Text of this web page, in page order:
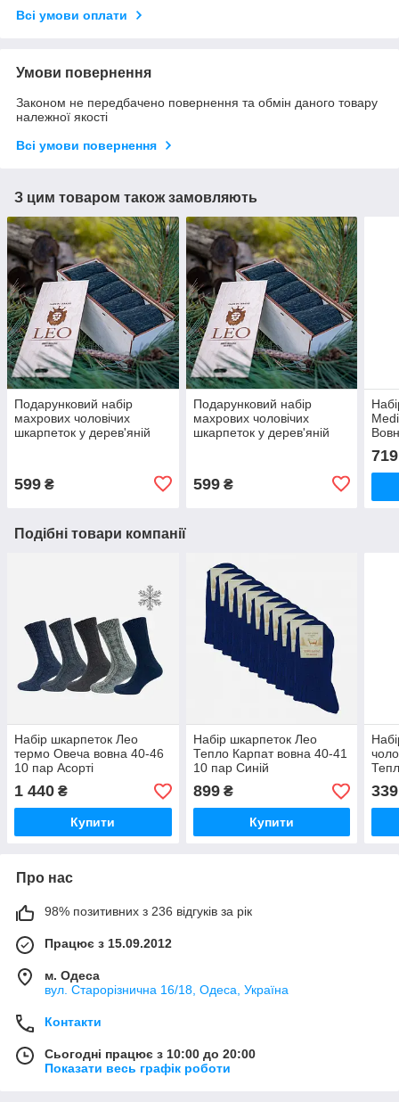
Всі умови оплати
Умови повернення
Законом не передбачено повернення та обмін даного товару
належної якості
Всі умови повернення
З цим товаром також замовляють
Подарунковий набір
махрових чоловічих
шкарпеток у дерев'яній
599 ₴
Подарунковий набір
махрових чоловічих
шкарпеток у дерев'яній
599₴
719
Подібні товари компанії
Набір шкарпеток Лео
термо Овеча вовна 40-46
10 пар Асорті
1 440 ₴
Купити
Набір шкарпеток Лео
Тепло Карпат вовна 40-41
10 пар Синій
899₴
Купити
3
339
Про нас
98% позитивних з 236 відгуків за рік
Працює з 15.09.2012
м. Одеса
вул. Старорізнична 16/18, Одеса, Україна
Контакти
Сьогодні працює з 10:00 до 20:00
Показати весь графік роботи